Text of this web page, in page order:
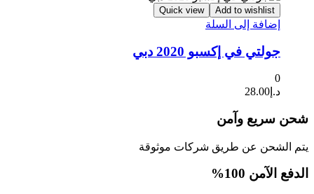
Add to wishlist
Quick view
إضافة إلى السلة
جولتي في إكسبو 2020 دبي
0
د.إ 28.00
شحن سريع وآمن
يتم الشحن عن طريق شركات موثوقة
الدفع الآمن 100%